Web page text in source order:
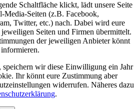
Schaltfläche klickt, lädt unsere Seite
Media-Seiten (z.B. Facebook,
Twitter, etc.) nach. Dabei wird eure
Seiten und Firmen übermittelt.
der jeweiligen Anbieter könnt
speichern wir diese Einwilligung ein Jahr
Ihr könnt eure Zustimmung aber
widerrufen. Näheres dazu
.